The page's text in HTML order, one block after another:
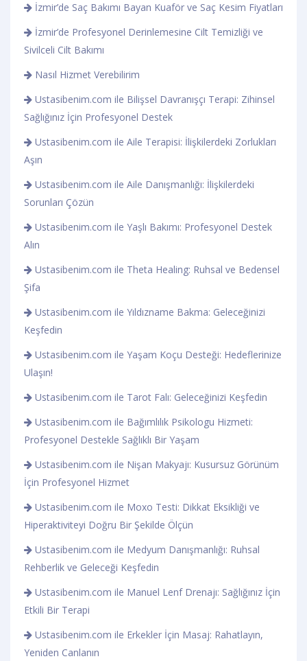
İzmir’de Saç Bakımı Bayan Kuaför ve Saç Kesim Fiyatları
İzmir’de Profesyonel Derinlemesine Cilt Temizliği ve
Sivilceli Cilt Bakımı
Nasıl Hizmet Verebilirim
Ustasibenim.com ile Bilişsel Davranışçı Terapi: Zihinsel
Sağlığınız İçin Profesyonel Destek
Ustasibenim.com ile Aile Terapisi: İlişkilerdeki Zorlukları
Aşın
Ustasibenim.com ile Aile Danışmanlığı: İlişkilerdeki
Sorunları Çözün
Ustasibenim.com ile Yaşlı Bakımı: Profesyonel Destek
Alın
Ustasibenim.com ile Theta Healing: Ruhsal ve Bedensel
Şifa
Ustasibenim.com ile Yıldızname Bakma: Geleceğinizi
Keşfedin
Ustasibenim.com ile Yaşam Koçu Desteği: Hedeflerinize
Ulaşın!
Ustasibenim.com ile Tarot Falı: Geleceğinizi Keşfedin
Ustasibenim.com ile Bağımlılık Psikologu Hizmeti:
Profesyonel Destekle Sağlıklı Bir Yaşam
Ustasibenim.com ile Nişan Makyajı: Kusursuz Görünüm
İçin Profesyonel Hizmet
Ustasibenim.com ile Moxo Testi: Dikkat Eksikliği ve
Hiperaktiviteyi Doğru Bir Şekilde Ölçün
Ustasibenim.com ile Medyum Danışmanlığı: Ruhsal
Rehberlik ve Geleceği Keşfedin
Ustasibenim.com ile Manuel Lenf Drenajı: Sağlığınız İçin
Etkili Bir Terapi
Ustasibenim.com ile Erkekler İçin Masaj: Rahatlayın,
Yeniden Canlanın